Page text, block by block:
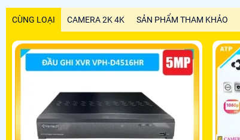
CÙNG LOẠI CAMERA 2K 4K SẢN PHẨM THAM KHẢO